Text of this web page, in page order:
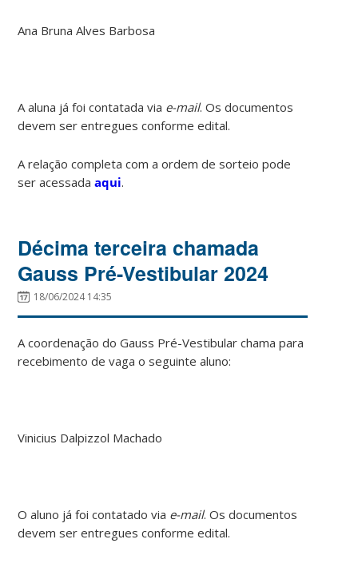
Ana Bruna Alves Barbosa
A aluna já foi contatada via e-mail. Os documentos
devem ser entregues conforme edital.
A relação completa com a ordem de sorteio pode
ser acessadaaqui.
Décima terceira chamada
Gauss Pré-Vestibular 2024
18/06/2024 14:35
A coordenação do Gauss Pré-Vestibular chama para
recebimento de vaga o seguinte aluno:
Vinicius Dalpizzol Machado
O aluno já foi contatado via e-mail. Os documentos
devem ser entregues conforme edital.